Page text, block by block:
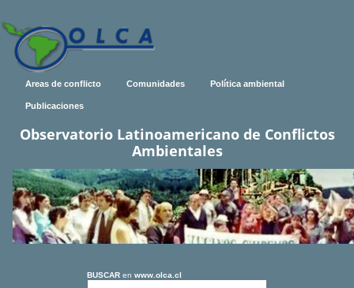
Areas de conflicto Comunidades Política ambiental
Publicaciones
Observatorio Latinoamericano de Conflictos
Ambientales
BUSCAR en www.olca.cl